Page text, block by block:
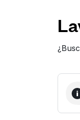
United States